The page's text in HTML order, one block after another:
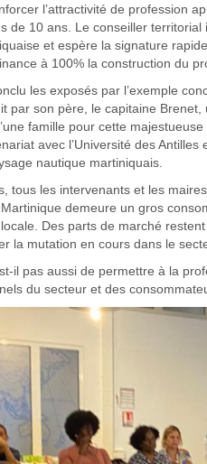
l’attractivité de profession
de 10 ans. Le conseiller
et espère la signature
à 100% la construction du
les exposés par l’exemple
par son père, le capitaine
famille pour cette
avec l’Université des
nautique martiniquais.
tous les intervenants et les
demeure un gros
Des parts de marché
la mutation en cours dans le
il pas aussi de permettre à la
du secteur et des